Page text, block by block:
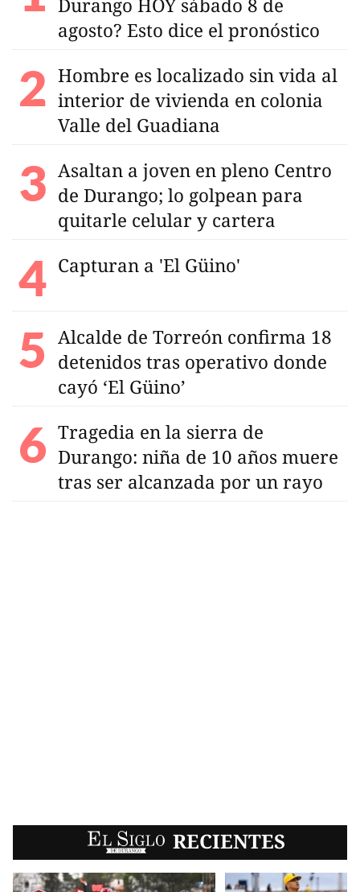
Durango HOY sábado 8 de
agosto? Esto dice el pronóstico
Hombre es localizado sin vida al
interior de vivienda en colonia
Valle del Guadiana
Asaltan a joven en pleno Centro
de Durango; lo golpean para
quitarle celular y cartera
Capturan a 'El Güino'
Alcalde de Torreón confirma 18
detenidos tras operativo donde
cayó ‘El Güino’
Tragedia en la sierra de
Durango: niña de 10 años muere
tras ser alcanzada por un rayo
EL SIGLO RECIENTES